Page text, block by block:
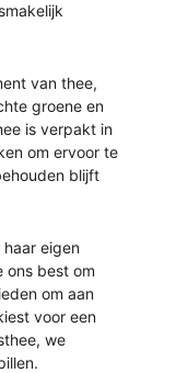
van thee,
groene en
is verpakt in
om ervoor te
blijft
eigen
ons best om
om aan
voor een
we